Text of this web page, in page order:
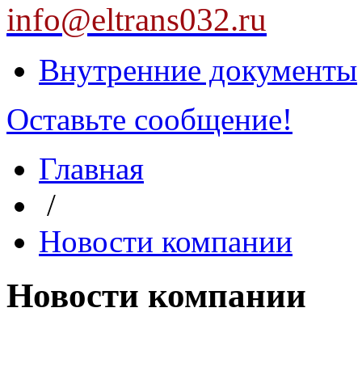
info@eltrans032.ru
Внутренние документы
Оставьте сообщение!
Главная
/
Новости компании
Новости компании